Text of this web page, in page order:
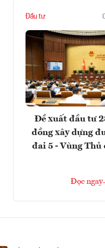
Đầu tư
Đề xuất đầu tư
đồng xây dựng
đai 5 - Vùng Thủ
Đọc ngay